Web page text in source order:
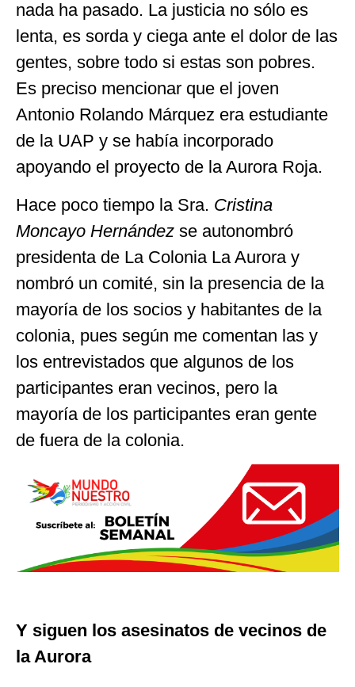
nada ha pasado. La justicia no sólo es
lenta, es sorda y ciega ante el dolor de las
gentes, sobre todo si estas son pobres.
Es preciso mencionar que el joven
Antonio Rolando Márquez era estudiante
de la UAP y se había incorporado
apoyando el proyecto de la Aurora Roja.
Hace poco tiempo la Sra. Cristina
Moncayo Hernández se autonombró
presidenta de La Colonia La Aurora y
nombró un comité, sin la presencia de la
mayoría de los socios y habitantes de la
colonia, pues según me comentan las y
los entrevistados que algunos de los
participantes eran vecinos, pero la
mayoría de los participantes eran gente
de fuera de la colonia.
Y siguen los asesinatos de vecinos de
la Aurora